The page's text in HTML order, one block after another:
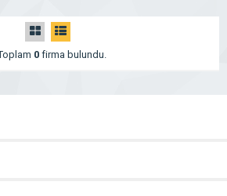
0firma bulundu.